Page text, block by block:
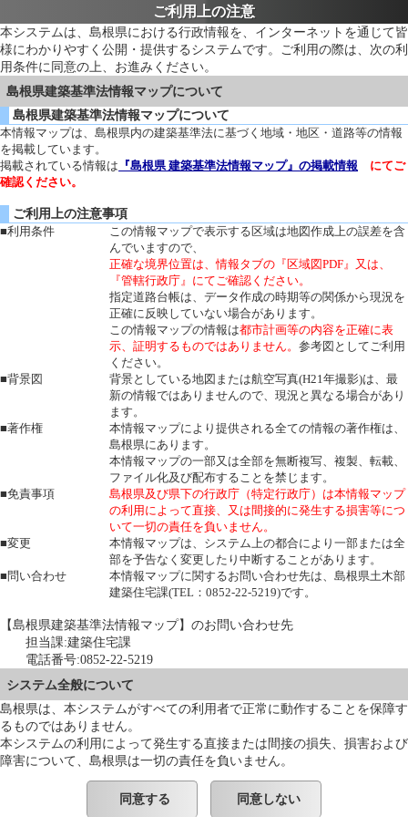
ご利用上の注意
本システムは、島根県における行政情報を、インターネットを通じて皆
様にわかりやすく公開・提供するシステムです。ご利用の際は、次の利
用条件に同意の上、お進みください。
島根県建築基準法情報マップについて
島根県建築基準法情報マップについて
本情報マップは、島根県内の建築基準法に基づく地域・地区・道路等の情報
を掲載しています。
掲載されている情報は 『島根県 建築基準法情報マップ』の掲載情報 にてご
確認ください。
ご利用上の注意事項
■利用条件
この情報マップで表示する区域は地図作成上の誤差を含
んでいますので、
正確な境界位置は、情報タブの『区域図PDF』又は、
『管轄行政庁』にてご確認ください。
指定道路台帳は、データ作成の時期等の関係から現況を
正確に反映していない場合があります。
この情報マップの情報は都市計画等の内容を正確に表
示、証明するものではありません。 参考図としてご利用
ください。
■背景図
背景としている地図または航空写真(H21年撮影)は、最
新の情報ではありませんので、現況と異なる場合があり
ます。
■著作権
本情報マップにより提供される全ての情報の著作権は、
島根県にあります。
本情報マップの一部又は全部を無断複写、複製、転載、
ファイル化及び配布することを禁じます。
■免責事項
島根県及び県下の行政庁（特定行政庁）は本情報マップ
の利用によって直接、又は間接的に発生する損害等につ
いて一切の責任を負いません。
■変更
本情報マップは、システム上の都合により一部または全
部を予告なく変更したり中断することがあります。
■問い合わせ
本情報マップに関するお問い合わせ先は、島根県土木部
建築住宅課(TEL：0852-22-5219)です。
【島根県建築基準法情報マップ】のお問い合わせ先
担当課:建築住宅課
電話番号:0852-22-5219
システム全般について
島根県は、本システムがすべての利用者で正常に動作することを保障す
るものではありません。
本システムの利用によって発生する直接または間接の損失、損害および
障害について、島根県は一切の責任を負いません。
同意する 同意しない